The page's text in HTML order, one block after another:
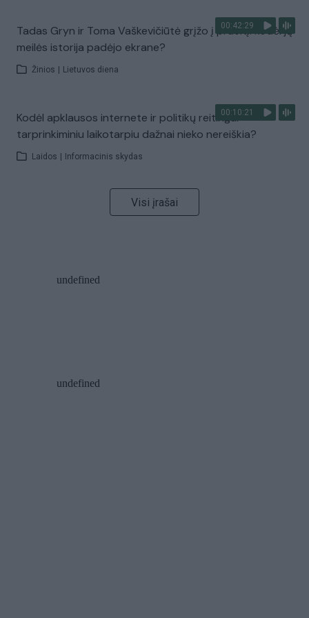
00:42:29
Tadas Gryn ir Toma Vaškevičiūtė grįžo į praeitį: kodėl jų
meilės istorija padėjo ekrane?
Žinios Lietuvos diena
00:10:21
Kodėl apklausos internete ir politikų reitingai
tarprinkiminiu laikotarpiu dažnai nieko nereiškia?
Laidos Informacinis skydas
Visi įrašai